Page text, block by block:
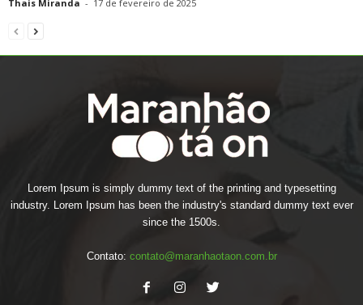
Thais Miranda - 17 de fevereiro de 2025
Lorem Ipsum is simply dummy text of the printing and typesetting
industry. Lorem Ipsum has been the industry's standard dummy text ever
since the 1500s.
Contato: contato@maranhaotaon.com.br